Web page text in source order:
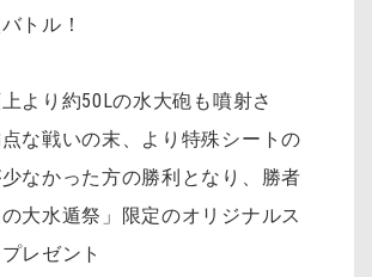
トル！
より約50Lの水大砲も噴射さ
な戦いの末、より特殊シートの
なかった方の勝利となり、勝者
大水遁祭」限定のオリジナルス
レゼント